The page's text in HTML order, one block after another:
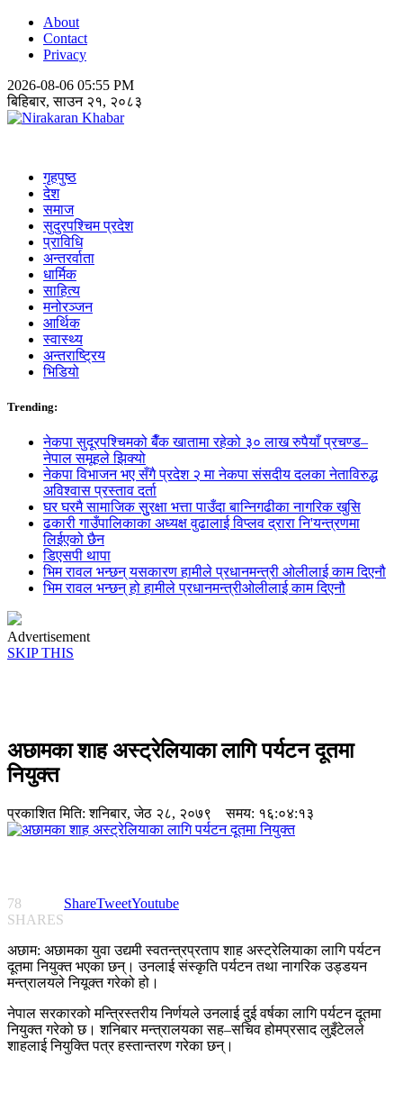
About
Contact
Privacy
2026-08-06 05:55 PM
बिहिबार, साउन २१, २०८३
गृहपुष्ठ
देश
समाज
सुदुरपश्चिम प्रदेश
प्राविधि
अन्तरर्वाता
धार्मिक
साहित्य
मनोरञ्जन
आर्थिक
स्वास्थ्य
अन्तराष्ट्रिय
भिडियो
Trending:
नेकपा सुदूरपश्चिमको बैँक खातामा रहेको ३० लाख रुपैयाँ प्रचण्ड–
नेपाल समूहले झिक्य‍ो
नेकपा विभाजन भए सँगै प्रदेश २ मा नेकपा संसदीय दलका नेताविरुद्ध
अविश्वास प्रस्ताव दर्ता
घर घरमै सामाजिक सुुरक्षा भत्ता पाउँदा बान्निगढीका नागरिक खुसि
ढकारी गाउँपालिकाका अध्यक्ष वुढालाई विप्लव द्रारा नि'यन्त्रणमा
लिईएको छैन
डिएसपी थापा
भिम रावल भन्छन् यसकारण हामीले प्रधानमन्त्री ओलीलाई काम दिएनौ
भिम रावल भन्छन् हो हामीले प्रधानमन्त्रीओलीलाई काम दिएनौ
Advertisement
SKIP THIS
अछामका शाह अस्ट्रेलियाका लागि पर्यटन दूतमा
नियुक्त
प्रकाशित मिति:शनिबार, जेठ २८, २०७९ समय: १६:०४:१३
78
SHARES
ShareTweetYoutube
अछाम: अछामका युवा उद्यमी स्वतन्त्रप्रताप शाह अस्ट्रेलियाका लागि पर्यटन
दूतमा नियुक्त भएका छन्। उनलाई संस्कृति पर्यटन तथा नागरिक उड्डयन
मन्त्रालयले नियूक्त गरेको हो।
नेपाल सरकारको मन्त्रिस्तरीय निर्णयले उनलाई दुई वर्षका लागि पर्यटन दूतमा
नियुक्त गरेको छ। शनिबार मन्त्रालयका सह–सचिव होमप्रसाद लुइँटेलले
शाहलाई नियुक्ति पत्र हस्तान्तरण गरेका छन्।